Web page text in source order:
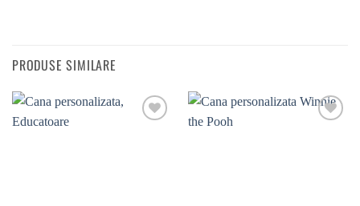
PRODUSE SIMILARE